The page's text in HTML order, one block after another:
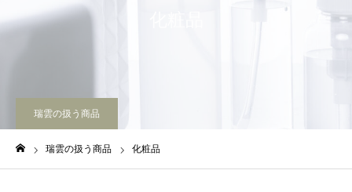
瑞雲の扱う商品
瑞雲の扱う商品 化粧品